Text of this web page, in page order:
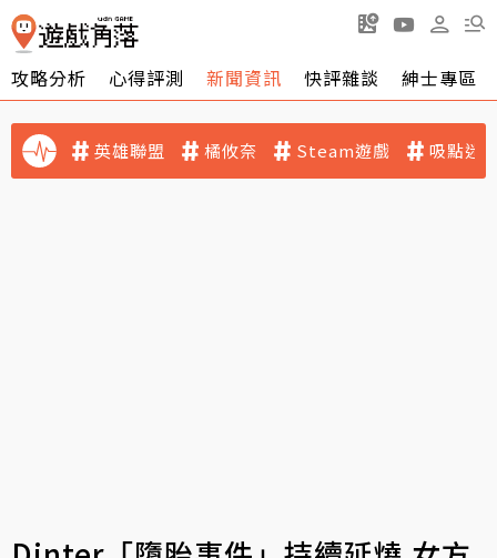
攻略分析 心得評測 新聞資訊 快評雜談 紳士專區
英雄聯盟 橘攸奈 Steam遊戲 吸點迷